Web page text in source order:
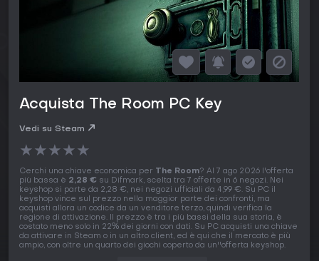
Acquista The Room PC Key
Vedi su Steam
★★★★★
Cerchi una chiave economica per The Room? Al 7 ago 2026 l'offerta
più bassa è 2,28 € su Difmark, scelta tra 7 offerte in 6 negozi. Nei
keyshop si parte da 2,28 €, nei negozi ufficiali da 4,99 €. Su PC il
keyshop vince sul prezzo nella maggior parte dei confronti, ma
acquisti allora un codice da un venditore terzo, quindi verifica la
regione di attivazione. Il prezzo è tra i più bassi della sua storia, è
costato meno solo in 22% dei giorni con dati. Su PC acquisti una chiave
da attivare in Steam o in un altro client, ed è qui che il mercato è più
ampio, con oltre un quarto dei giochi coperto da un''offerta keyshop.